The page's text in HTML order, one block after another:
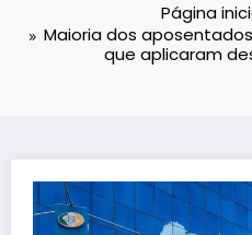
Página
Maioria dos
que aplicaram